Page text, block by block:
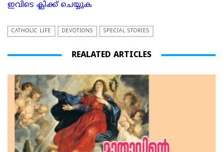
ഇവിടെ ക്ലിക്ക് ചെയ്യുക
CATHOLIC LIFE DEVOTIONS SPECIAL STORIES
REALATED ARTICLES